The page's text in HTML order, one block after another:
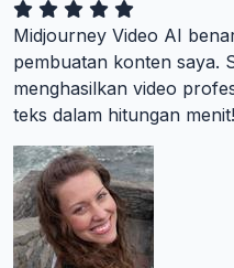
Midjourney Video AI
pembuatan konten saya.
menghasilkan video
teks dalam hitungan menit!